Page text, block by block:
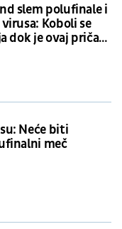
slem polufinale i
Koboli se
dok je ovaj pričao
Neće biti
meč